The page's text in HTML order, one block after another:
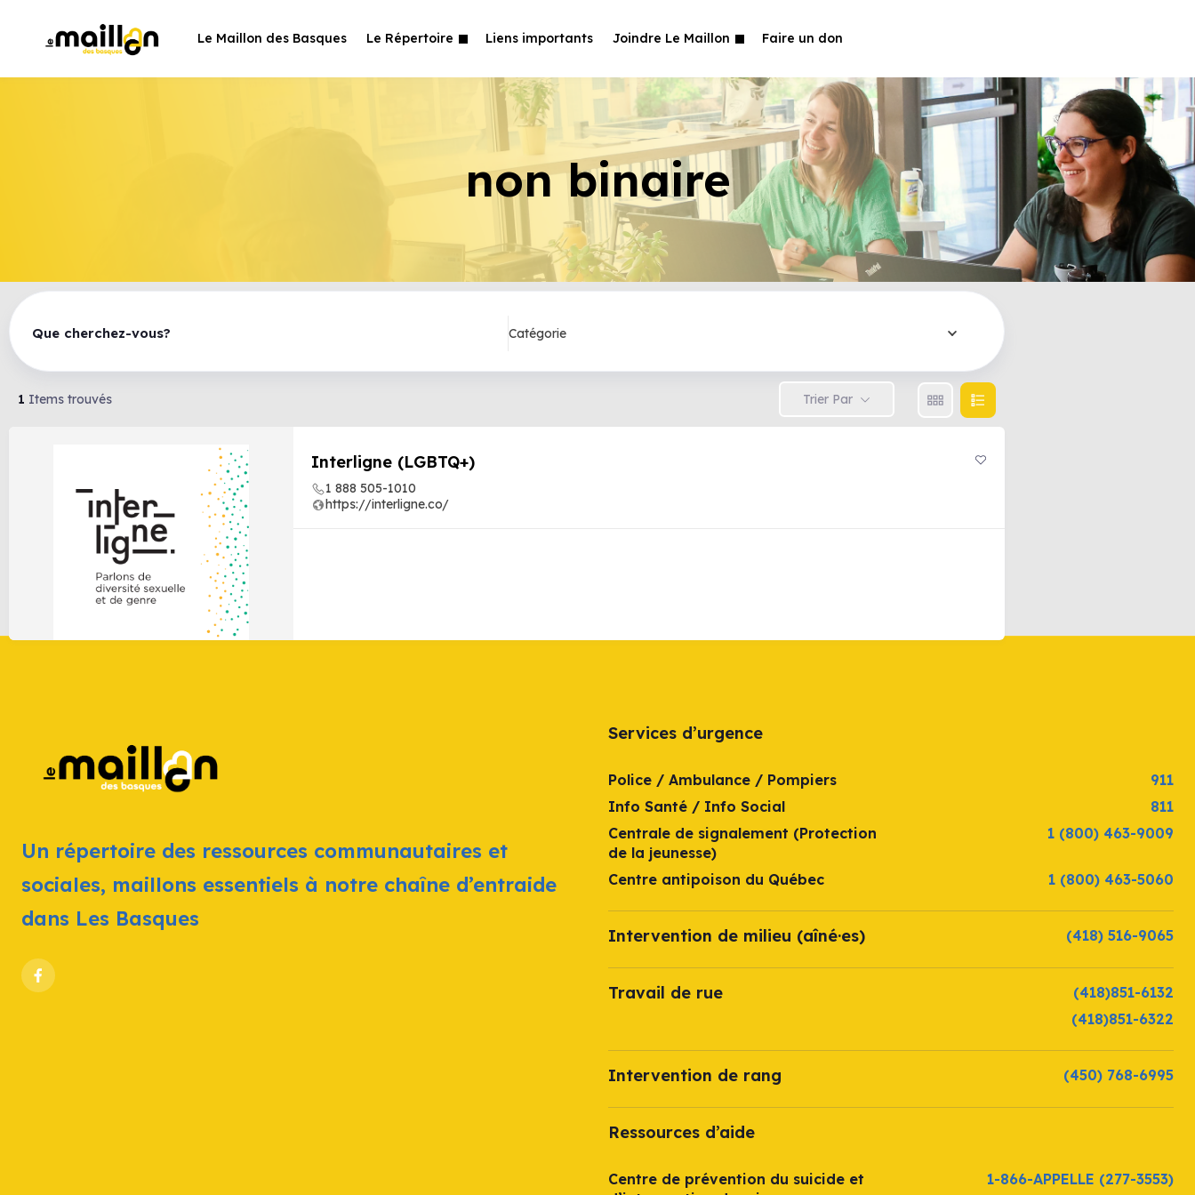
Le Maillon des Basques Le Répertoire Liens importants Joindre Le Maillon Faire un don
non binaire
Que cherchez-vous? Catégorie
1 Items trouvés Trier Par
Interligne (LGBTQ+)
1 888 505-1010
https://interligne.co/
Un répertoire des ressources communautaires et
sociales, maillons essentiels à notre chaîne d’entraide
dans Les Basques
Services d’urgence
Police / Ambulance / Pompiers
911
Info Santé / Info Social
811
Centrale de signalement (Protection
de la jeunesse)
1 (800) 463-9009
Centre antipoison du Québec 1 (800) 463-5060
Intervention de milieu (aîné·es) (418) 516-9065
Travail de rue
(418)851-6132
(418)851-6322
Intervention de rang (450) 768-6995
Ressources d’aide
Centre de prévention du suicide et
1-866-APPELLE (277-3553)